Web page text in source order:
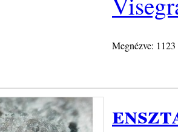
Megnézve: